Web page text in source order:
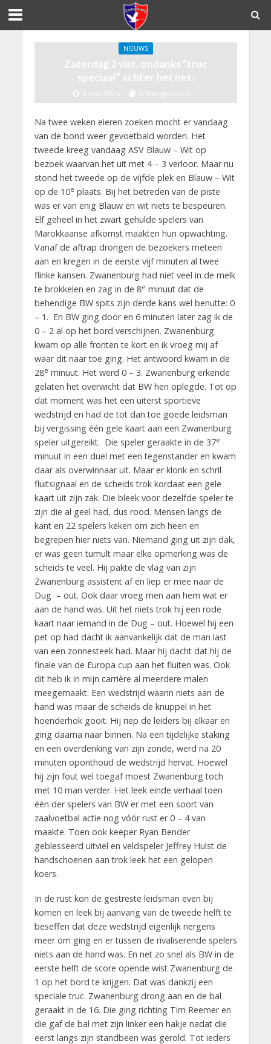
NIEUWS
Zaterdag 2 vist, ondanks “truc
speciaal” achter het net.
3 mei 2025 5 Min gelezen
Na twee weken eieren zoeken mocht er vandaag
van de bond weer gevoetbald worden. Het
tweede kreeg vandaag ASV Blauw – Wit op
bezoek waarvan het uit met 4 – 3 verloor. Maar nu
stond het tweede op de vijfde plek en Blauw – Wit
op de 10e plaats. Bij het betreden van de piste
was er van enig Blauw en wit niets te bespeuren.
Elf geheel in het zwart gehulde spelers van
Marokkaanse afkomst maakten hun opwachting.
Vanaf de aftrap drongen de bezoekers meteen
aan en kregen in de eerste vijf minuten al twee
flinke kansen. Zwanenburg had niet veel in de melk
te brokkelen en zag in de 8e minuut dat de
behendige BW spits zijn derde kans wel benutte: 0
– 1. En BW ging door en 6 minuten later zag ik de
0 – 2 al op het bord verschijnen. Zwanenburg
kwam op alle fronten te kort en ik vroeg mij af
waar dit naar toe ging. Het antwoord kwam in de
28e minuut. Het werd 0 – 3. Zwanenburg erkende
gelaten het overwicht dat BW hen oplegde. Tot op
dat moment was het een uiterst sportieve
wedstrijd en had de tot dan toe goede leidsman
bij vergissing één gele kaart aan een Zwanenburg
speler uitgereikt. Die speler geraakte in de 37e
minuut in een duel met een tegenstander en kwam
daar als overwinnaar uit. Maar er klonk en schril
fluitsignaal en de scheids trok kordaat een gele
kaart uit zijn zak. Die bleek voor dezelfde speler te
zijn die al geel had, dus rood. Mensen langs de
kant en 22 spelers keken om zich heen en
begrepen hier niets van. Niemand ging uit zijn dak,
er was geen tumult maar elke opmerking was de
scheids te veel. Hij pakte de vlag van zijn
Zwanenburg assistent af en liep er mee naar de
Dug – out. Ook daar vroeg men aan hem wat er
aan de hand was. Uit het niets trok hij een rode
kaart naar iemand in de Dug – out. Hoewel hij een
pet op had dacht ik aanvankelijk dat de man last
van een zonnesteek had. Maar hij dacht dat hij de
finale van de Europa cup aan het fluiten was. Ook
dit heb ik in mijn carrière al meerdere malen
meegemaakt. Een wedstrijd waarin niets aan de
hand was maar de scheids de knuppel in het
hoenderhok gooit. Hij riep de leiders bij elkaar en
ging daarna naar binnen. Na een tijdelijke staking
en een overdenking van zijn zonde, werd na 20
minuten oponthoud de wedstrijd hervat. Hoewel
hij zijn fout wel toegaf moest Zwanenburg toch
met 10 man verder. Het leek einde verhaal toen
één der spelers van BW er met een soort van
zaalvoetbal actie nog vóór rust er 0 – 4 van
maakte. Toen ook keeper Ryan Bender
geblesseerd uitviel en veldspeler Jeffrey Hulst de
handschoenen aan trok leek het een gelopen
koers.
In de rust kon de gestreste leidsman even bij
komen en leek bij aanvang van de tweede helft te
beseffen dat deze wedstrijd eigenlijk nergens
meer om ging en er tussen de rivaliserende spelers
niets aan de hand was. En net zo snel als BW in de
eerste helft de score opende wist Zwanenburg de
1 op het bord te krijgen. Dat was dankzij een
speciale truc. Zwanenburg drong aan en de bal
geraakt in de 16. Die ging richting Tim Reemer en
die gaf de bal met zijn linker een hakje nadat die
eerst langs zijn standbeen was gerold. Tot ieders